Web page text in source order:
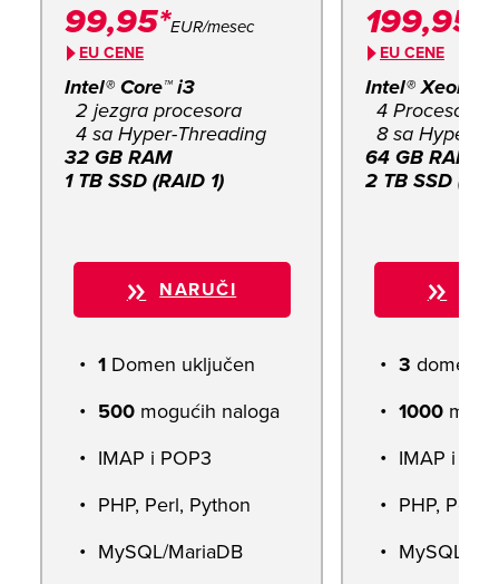
99,95*EUR/mesec
EU CENE
Intel® Core™ i3
2 jezgra procesora
4 sa Hyper-Threading
32 GB RAM
1 TB SSD (RAID 1)
NARUČI
1 Domen uključen
500 mogućih naloga
IMAP i POP3
PHP, Perl, Python
MySQL/MariaDB
199,95*
EU CENE
Intel® Xeon™
4
8 sa Hyper-
64 GB RAM
2 TB SSD
3 domena
1000
IMAP i
PHP, Perl,
MySQL/